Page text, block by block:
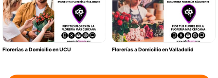
Florerías a Domicilio en UCU Florerías a Domicilio en Valladolid